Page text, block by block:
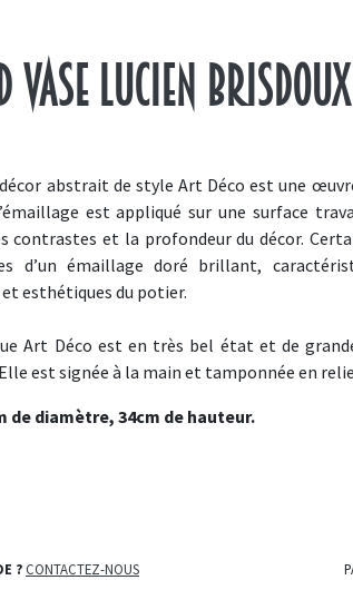
vase Lucien Brisdoux
décor abstrait de style Art Déco est une
est appliqué sur une surface
contrastes et la profondeur du décor.
d’un émaillage doré brillant,
esthétiques du potier.
Art Déco est en très bel état et de
est signée à la main et tamponnée en
de diamètre, 34cm de hauteur.
?CONTACTEZ-NOUS